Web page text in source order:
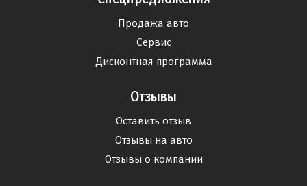
Продажа авто
Сервис
Дисконтная программа
Отзывы
Оставить отзыв
Отзывы на авто
Отзывы о компании